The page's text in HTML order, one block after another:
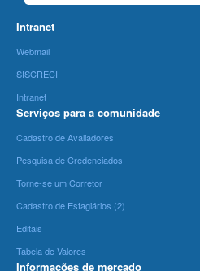
Intranet
Webmail
SISCRECI
Intranet
Serviços para a comunidade
Cadastro de Avaliadores
Pesquisa de Credenciados
Torne-se um Corretor
Cadastro de Estagiários (2)
Editais
Tabela de Valores
Informações de mercado